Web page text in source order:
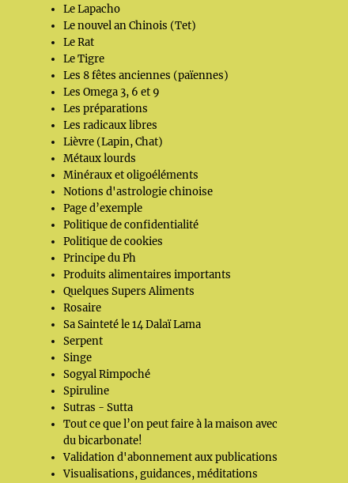
Le Lapacho
Le nouvel an Chinois (Tet)
Le Rat
Le Tigre
Les 8 fêtes anciennes (païennes)
Les Omega 3, 6 et 9
Les préparations
Les radicaux libres
Lièvre (Lapin, Chat)
Métaux lourds
Minéraux et oligoéléments
Notions d'astrologie chinoise
Page d’exemple
Politique de confidentialité
Politique de cookies
Principe du Ph
Produits alimentaires importants
Quelques Supers Aliments
Rosaire
Sa Sainteté le 14 Dalaï Lama
Serpent
Singe
Sogyal Rimpoché
Spiruline
Sutras - Sutta
Tout ce que l’on peut faire à la maison avec
du bicarbonate!
Validation d'abonnement aux publications
Visualisations, guidances, méditations